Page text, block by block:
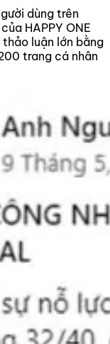
dùng trên
HAPPY ONE
luận lớn bằng
trang cá nhân